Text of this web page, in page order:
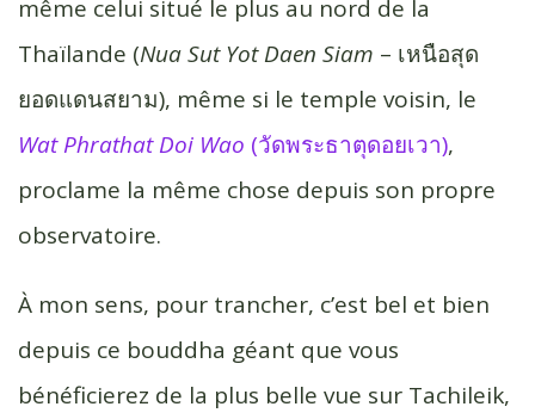
même celui situé le plus au nord de la
Thaïlande (Nua Sut Yot Daen Siam – เหนือ​สุด​
ยอด​แดน​สยาม), même si le temple voisin, le
Wat Phrathat Doi Wao (วัดพระธาตุดอยเวา),
proclame la même chose depuis son propre
observatoire.
À mon sens, pour trancher, c’est bel et bien
depuis ce bouddha géant que vous
bénéficierez de la plus belle vue sur Tachileik,